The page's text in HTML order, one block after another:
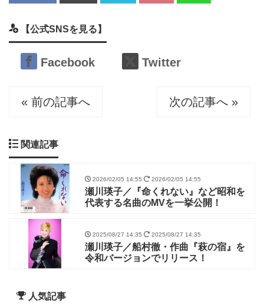
【公式SNSを見る】
Facebook Twitter
« 前の記事へ 次の記事へ »
関連記事
2026/02/05 14:55 2026/02/05 14:55
瀬川瑛子／『命くれない』など昭和を
代表する名曲のMVを一挙公開！
2025/08/27 14:35 2025/08/27 14:35
瀬川瑛子／船村徹・作曲『萩の宿』を
令和バージョンでリリース！
人気記事